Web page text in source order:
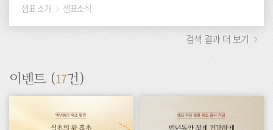
샘표 소개
샘표소식
검색 결과 더 보기
이벤트 (17건)